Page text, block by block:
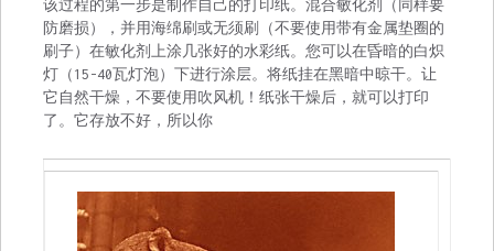
该过程的第一步是制作自己的打印纸。混合敏化剂（同样要
防磨损），并用海绵刷或无须刷（不要使用带有金属垫圈的
刷子）在敏化剂上涂几张好的水彩纸。您可以在昏暗的白炽
灯（15-40瓦灯泡）下进行涂层。将纸挂在黑暗中晾干。让
它自然干燥，不要使用吹风机！纸张干燥后，就可以打印
了。它存放不好，所以你